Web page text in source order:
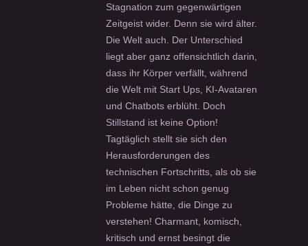
Stagnation zum gegenwärtigen
Zeitgeist wider. Denn sie wird älter.
Die Welt auch. Der Unterschied
liegt aber ganz offensichtlich darin,
dass ihr Körper verfällt, während
die Welt mit Start Ups, KI-Avataren
und Chatbots erblüht. Doch
Stillstand ist keine Option!
Tagtäglich stellt sie sich den
Herausforderungen des
technischen Fortschritts, als ob sie
im Leben nicht schon genug
Probleme hätte, die Dinge zu
verstehen! Charmant, komisch,
kritisch und ernst besingt die